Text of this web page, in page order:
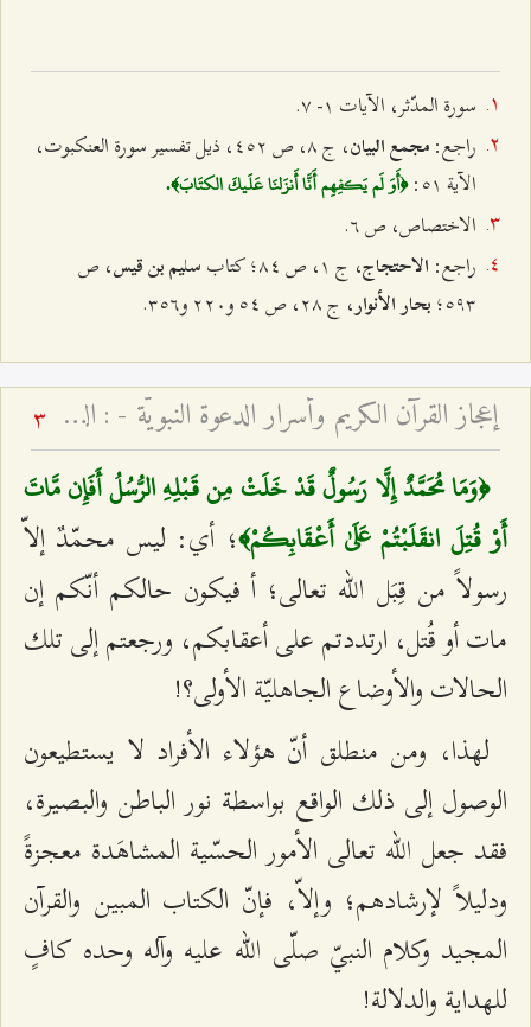
سورة المدّثر، الآيات ۱- ۷.
راجع: مجمع البيان
، ج ۸، ص ٤٥٢، ذيل تفسير سورة العنكبوت،
الآية ٥۱:
﴿أَوَ لَم يَكفِهِم أَنَّا أَنزَلنَا عَلَيكَ الكتَابَ﴾.
الاختصاص، ص ٦.
راجع: الاحتجاج، ج ۱، ص ۸٤؛ كتاب سليم بن قيس، ص
٥٩٣؛ بحار الأنوار، ج ٢۸، ص ٥٤ و٢٢۰ و٣٥٦.
إعجاز القرآن الكريم وأسرار الدعوة النبويّة - : الدلالات العرفانيّة للخطاب الإلهيّ ﴿قُم فَأَنذِر﴾ وجذور الانحراف الأمويّ 3
﴿وَمَا مُحَمَّدٌ إِلَّا رَسُولٌ قَدْ خَلَتْ مِن قَبْلِهِ الرُّسُلُ أَفَإِن مَّاتَ
أَوْ قُتِلَ انقَلَبْتُمْ عَلَىٰ أَعْقَابِكُمْ﴾؛ أي: ليس محمّدٌ إلاّ
رسولاً من قِبَل الله تعالى؛ أ فيكون حالكم أنّكم إن
مات أو قُتل، ارتددتم على أعقابكم، ورجعتم إلى تلك
الحالات والأوضاع الجاهليّة الأولى؟!
لهذا، ومن منطلق أنّ هؤلاء الأفراد لا يستطيعون
الوصول إلى ذلك الواقع بواسطة نور الباطن والبصيرة،
فقد جعل الله تعالى الأمور الحسّية المشاهَدة معجزةً
ودليلاً لإرشادهم؛ وإلاّ، فإنّ الكتاب المبين والقرآن
المجيد وكلام النبيّ صلّى الله عليه وآله وحده كافٍ
للهداية والدلالة!